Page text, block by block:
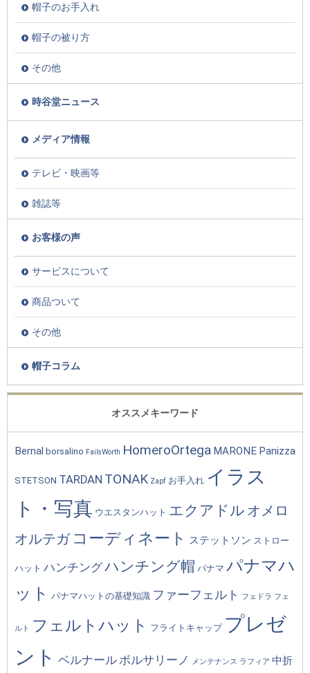
帽子のお手入れ
帽子の被り方
その他
時谷堂ニュース
メディア情報
テレビ・映画等
雑誌等
お客様の声
サービスについて
商品ついて
その他
帽子コラム
オススメキーワード
Bernal borsalino FailsWorth HomeroOrtega MARONE Panizza
STETSON TARDAN TONAK Zapf お手入れ イラス
ト・写真 ウエスタンハット エクアドル オメロ
オルテガ コーディネート ステットソン ストロー
ハット ハンチングハンチング帽 パナマ パナマハ
ット
パナマハットの基礎知識 ファーフェルト フェドラ フェ
ルト フェルトハット フライトキャップ プレゼ
ント ベルナールボルサリーノ メンテナンス ラフィア 中折